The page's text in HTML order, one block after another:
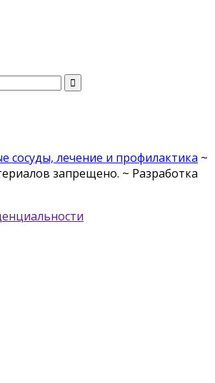
сосуды, лечение и профилактика ~
запрещено. ~ Разработка